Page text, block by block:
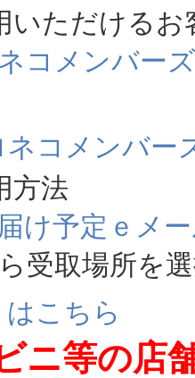
ただけるお
コメンバーズ
ネコメンバー
方法
届け予定ｅメ
受取場所を
こちら
ニ等の店